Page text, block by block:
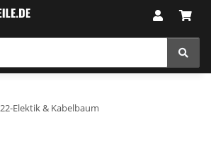
Elektik & Kabelbaum